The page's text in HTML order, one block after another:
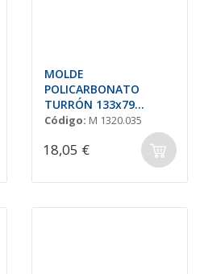
MOLDE
POLICARBONATO
TURRÓN 133x79
H=22mm (3und.)
Código: M 1320.035
18,05 €